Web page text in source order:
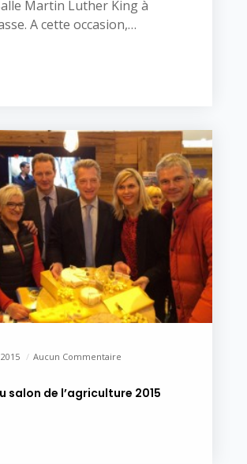
Martin Luther King à
A cette occasion,…
Aucun Commentaire
salon de l’agriculture 2015